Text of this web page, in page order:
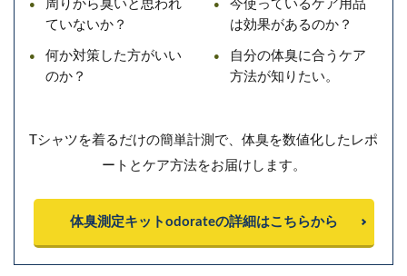
周りから臭いと思われ
ていないか？
何か対策した方がいい
のか？
今使っているケア用品
は効果があるのか？
自分の体臭に合うケア
方法が知りたい。
Tシャツを着るだけの簡単計測で、体臭を数値化したレポ
ートとケア方法をお届けします。
体臭測定キットodorateの詳細はこちらから